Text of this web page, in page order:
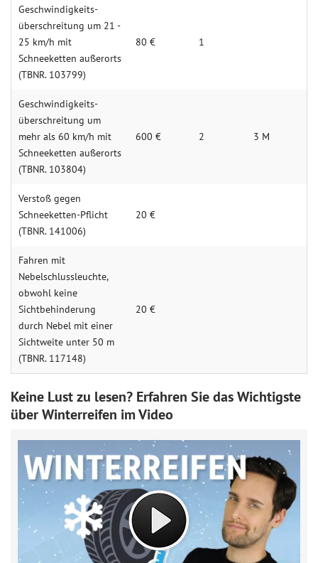
Geschwindigkeits­
überschreitung um 21 -
25 km/h mit
Schneeketten außerorts
(TBNR. 103799)
80 € 1
Geschwindigkeits­
überschreitung um
mehr als 60 km/h mit
Schneeketten außerorts
(TBNR. 103804)
600 € 2 3 M
Verstoß gegen
Schneeketten-Pflicht
(TBNR. 141006)
20 €
Fahren mit
Nebelschluss­leuchte,
obwohl keine
Sichtbehinderung
durch Nebel mit einer
Sichtweite unter 50 m
(TBNR. 117148)
20 €
Keine Lust zu lesen? Erfahren Sie das Wichtigste
über Winterreifen im Video